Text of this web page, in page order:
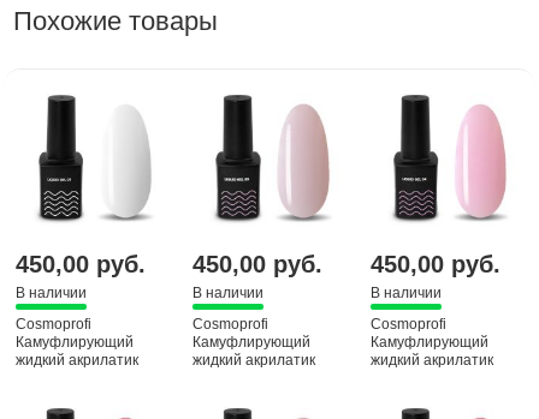
зависимости от мощности и толщины слоя.
акрилатик на подложку из прозрачной базы.
Похожие товары
450,00 руб.
В наличии
Cosmoprofi
Камуфлирующий
жидкий акрилатик
450,00 руб.
В наличии
Cosmoprofi
Камуфлирующий
жидкий акрилатик
450,00 руб.
В наличии
Cosmoprofi
Камуфлирующий
жидкий акрилатик